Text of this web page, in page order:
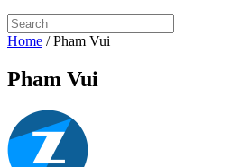
Home / Pham Vui
Pham Vui